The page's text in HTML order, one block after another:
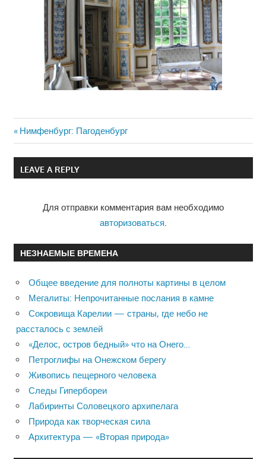
Навигация
по
Previous
Post:
Нимфенбург: Пагоденбург
LEAVE A REPLY
Для отправки комментария вам необходимо
авторизоваться
НЕЗНАЕМЫЕ ВРЕМЕНА
Общее введение для полноты картины в целом
Мегалиты: Непрочитанные послания в камне
Сокровища Карелии — страны, где небо не
рассталось с землей
«Делос, остров бедный» что на Онего…
Петроглифы на Онежском берегу
Живопись пещерного человека
Следы Гипербореи
Лабиринты Соловецкого архипелага
Природа как творческая сила
Архитектура — «Вторая природа»